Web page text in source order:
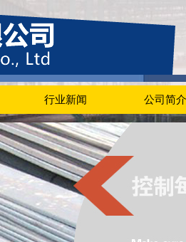
行业新闻 公司简介